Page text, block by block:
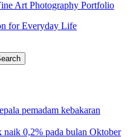
Art Photography Portfolio
for Everyday Life
pemadam kebakaran
0,2% pada bulan Oktober